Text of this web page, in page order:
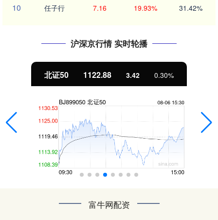
10 任子行 7.16 19.93% 31.42%
沪深京行情 实时轮播
北证50 1122.88 3.42 0.30%
富牛网配资